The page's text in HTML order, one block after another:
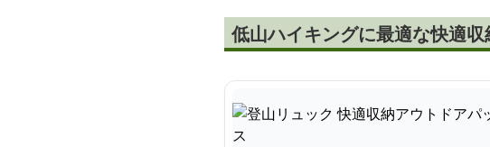
低山ハイキングに最適な快適収